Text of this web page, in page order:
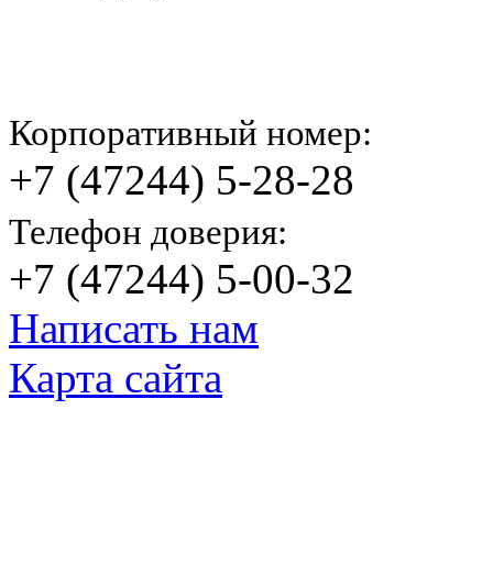
Корпоративный номер:
+7 (47244) 5-28-28
Телефон доверия:
+7 (47244) 5-00-32
Написать нам
Карта сайта